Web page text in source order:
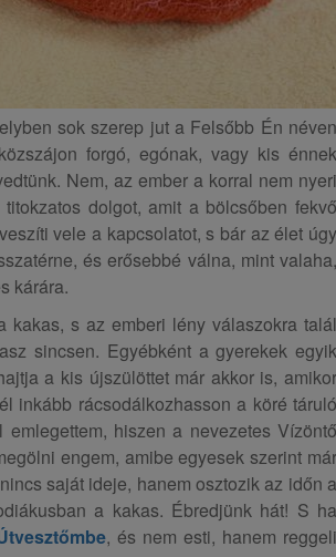
sok szerep jut a Felsőbb Én néven
forgó, egónak, vagy kis énnek
Nem, az ember a korral nem nyeri
dolgot, amit a bölcsőben fekvő
vele a kapcsolatot, s bár az élet úgy
és erősebbé válna, mint valaha,
kárára.
s az emberi lény válaszokra talál
sincsen. Egyébként a gyerekek egyik
a kis újszülöttet már akkor is, amikor
inkább rácsodálkozhasson a köré táruló
hiszen a nevezetes Vízöntő
engem, amibe egyesek szerint már
saját ideje, hanem osztozik az időn a
a kakas. Ébredjünk hát! S ha
, és nem esti, hanem reggeli